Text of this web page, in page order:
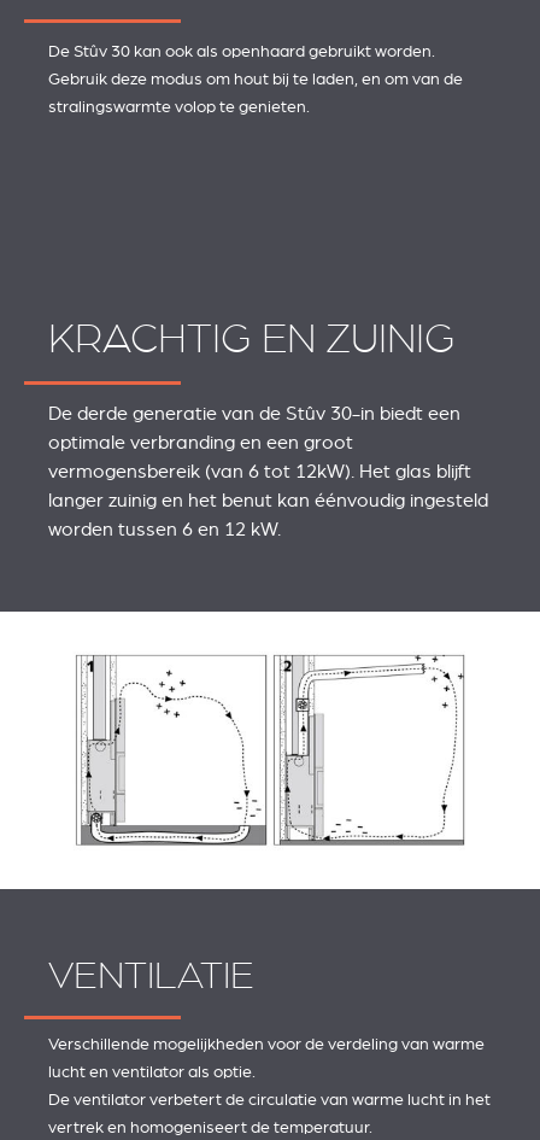
De Stûv 30 kan ook als openhaard gebruikt worden.
Gebruik deze modus om hout bij te laden, en om van de
stralingswarmte volop te genieten.
KRACHTIG EN ZUINIG
De derde generatie van de Stûv 30-in biedt een
optimale verbranding en een groot
vermogensbereik (van 6 tot 12kW). Het glas blijft
langer zuinig en het benut kan éénvoudig ingesteld
worden tussen 6 en 12 kW.
VENTILATIE
Verschillende mogelijkheden voor de verdeling van warme
lucht en ventilator als optie.
De ventilator verbetert de circulatie van warme lucht in het
vertrek en homogeniseert de temperatuur.